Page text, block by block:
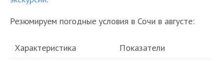
Резюмируем погодные условия в Сочи в августе:
Характеристика
Показатели